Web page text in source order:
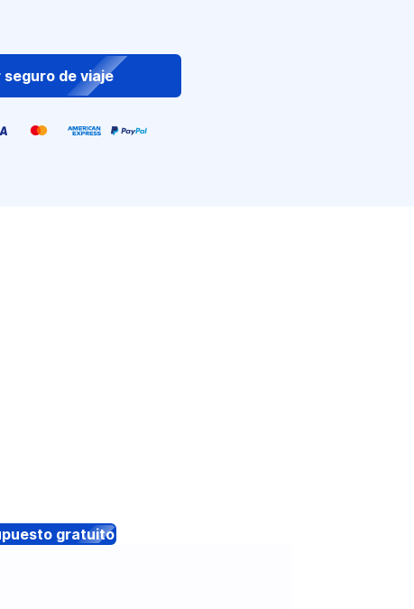
seguro de viaje
gratuito